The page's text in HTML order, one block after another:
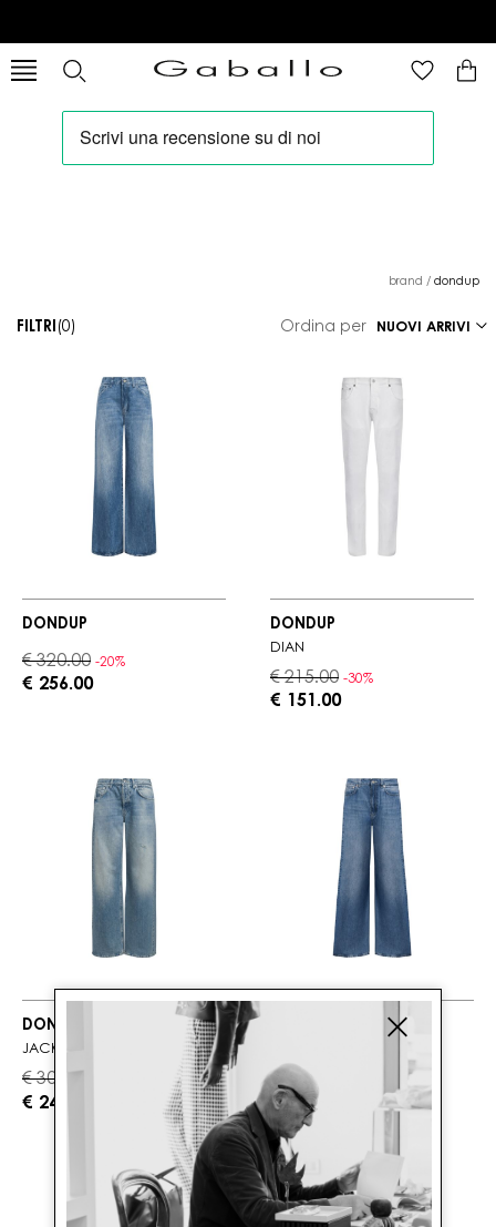
brand / dondup
FILTRI (0) Ordina per
DONDUP
€ 320.00 -20%
€ 256.00
DONDUP
DIAN
€ 215.00 -30%
€ 151.00
DONDUP
JACKLYN
€ 300.00
€ 240.00
€ 305.00
€ 244.00